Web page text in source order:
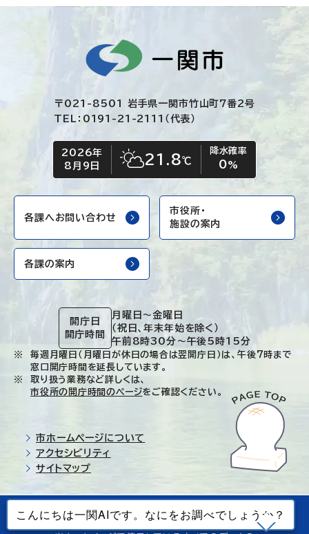
〒021-8501 岩手県一関市竹山町7番2号
TEL：0191-21-2111（代表）
今日の日付
2026年
8月9日
今日の天気
晴れ時々くもり
21.8℃
降水確率
0%
各課へお問い合わせ
市役所・
施設の案内
各課の案内
開庁日
開庁時間
月曜日～金曜日
（祝日、年末年始を除く）
午前8時30分～午後5時15分
毎週月曜日（月曜日が休日の場合は翌開庁日）は、午後7時まで
窓口開庁時間を延長しています。
取り扱う業務など詳しくは、
市役所の開庁時間のページをご確認ください。
市ホームページについて
アクセシビリティ
サイトマップ
© Ichinoseki-city. All rights reserved.